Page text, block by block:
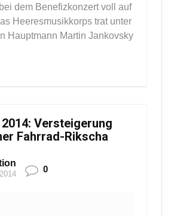
dem Benefizkonzert voll auf
Heeresmusikkorps trat unter
Hauptmann Martin Jankovsky
Versteigerung
Fahrrad-Rikscha
0